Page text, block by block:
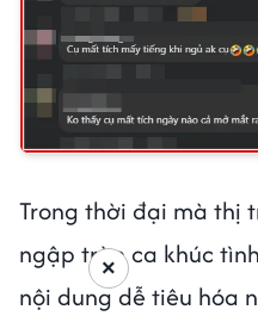
Trong thời đại mà thị
ngập tràn ca khúc
nội dung dễ tiêu hóa
×